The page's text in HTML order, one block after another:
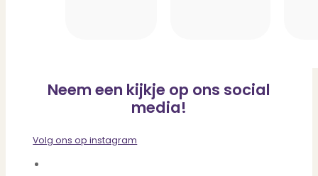
Neem een kijkje op ons social
media!
Volg ons op instagram